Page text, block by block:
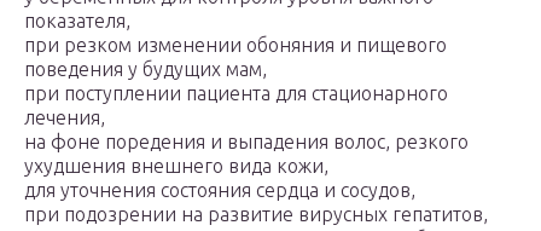
показателя,
при резком изменении обоняния и пищевого
поведения у будущих мам,
при поступлении пациента для стационарного
лечения,
на фоне поредения и выпадения волос, резкого
ухудшения внешнего вида кожи,
для уточнения состояния сердца и сосудов,
при подозрении на развитие вирусных гепатитов,